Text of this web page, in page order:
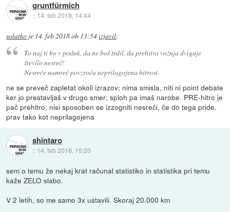
gruntfürmich
:: 14. feb 2018, 14:44
solatko je 14. feb 2018 ob 13:54izjavil:
To naj ti bo v poduk, da ne boš trdil, da prehitra vožnja dviguje
število nesreč!
Nesreče namreč povzroča neprilagojena hitrost.
ne se preveč zapletat okoli izrazov; nima smisla, niti ni point debate
ker jo prestavljaš v drugo smer; sploh pa imaš narobe. PRE-hitro je
pač prehitro, nisi sposoben se izzogniti nesreči, če do tega pride.
prav tako kot neprilagojena
shintaro
:: 14. feb 2018, 15:20
sem o temu že nekaj krat računal statistiko in statistika pri temu
kaže ZELO slabo.
V 2 letih, so me samo 3x ustavili. Skoraj 20.000 km